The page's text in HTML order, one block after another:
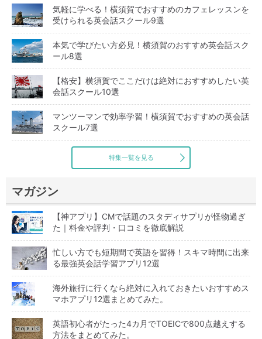
気軽に学べる！横須賀でおすすめのカフェレッスンを
受けられる英会話スクール9選
本気で学びたい方必見！横須賀のおすすめ英会話スク
ール8選
【格安】横須賀でここだけは絶対におすすめしたい英
会話スクール10選
マンツーマンで効率学習！横須賀でおすすめの英会話
スクール7選
特集一覧を見る
マガジン
【神アプリ】CMで話題のスタディサプリが怪物過ぎ
た｜料金や評判・口コミを徹底解説
忙しい方でも短期間で英語を習得！スキマ時間に出来
る最強英会話学習アプリ12選
海外旅行に行くなら絶対に入れておきたいおすすめス
マホアプリ12選まとめてみた。
英語初心者がたった4カ月でTOEICで800点越えする
方法をまとめてみた。